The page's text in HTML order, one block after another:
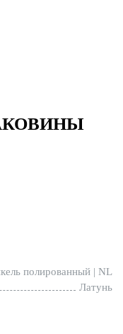
полированный | NL
Латунь